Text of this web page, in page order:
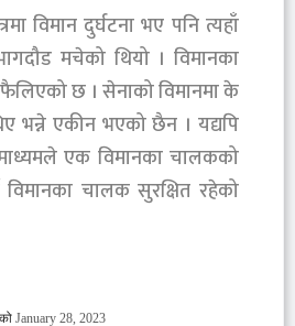
विमान दुर्घटना भए पनि त्यहाँ
मचेको थियो । विमानका
फैलिएको छ । सेनाको विमानमा के
भन्ने एकीन भएको छैन । यद्यपि
एक विमानका चालकको
चालक सुरक्षित रहेको
January 28, 2023